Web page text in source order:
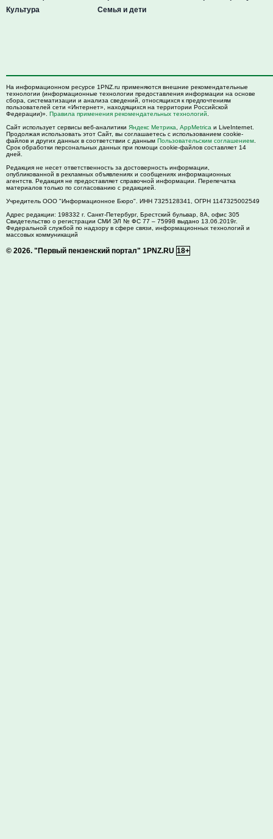
Культура
Семья и дети
На информационном ресурсе 1PNZ.ru применяются внешние рекомендательные
технологии (информационные технологии предоставления информации на основе
сбора, систематизации и анализа сведений, относящихся к предпочтениям
пользователей сети «Интернет», находящихся на территории Российской
Федерации)». Правила применения рекомендательных технологий
Сайт использует сервисы веб-аналитики Яндекс Метрика AppMetrica и LiveInternet.
Продолжая использовать этот Сайт, вы соглашаетесь с использованием cookie-
файлов и других данных в соответствии с данным Пользовательским соглашением
Срок обработки персональных данных при помощи cookie-файлов составляет 14
дней.
Редакция не несет ответственность за достоверность информации,
опубликованной в рекламных объявлениях и сообщениях информационных
агентств. Редакция не предоставляет справочной информации. Перепечатка
материалов только по согласованию с редакцией.
Учредитель ООО "Информационное Бюро". ИНН 7325128341, ОГРН 1147325002549
Адрес редакции: 198332 г. Санкт-Петербург, Брестский бульвар, 8А, офис 305
Свидетельство о регистрации СМИ ЭЛ № ФС 77 – 75998 выдано 13.06.2019г.
Федеральной службой по надзору в сфере связи, информационных технологий и
массовых коммуникаций
© 2026. "Первый пензенский портал" 1PNZ.RU 18+